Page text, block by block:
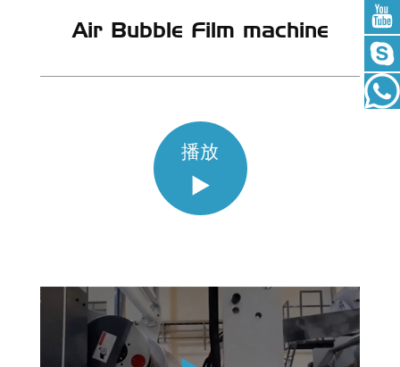
Air Bubble Film machine
播放